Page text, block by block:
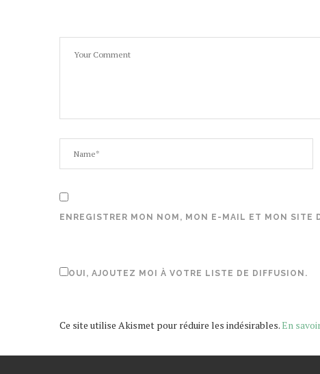
ENREGISTRER MON NOM, MON E-MAIL ET MON SITE
OUI, AJOUTEZ MOI À VOTRE LISTE DE DIFFUSION.
Ce site utilise Akismet pour réduire les indésirables.En